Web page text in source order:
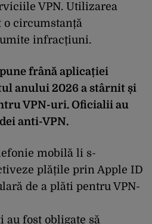
VPN. Utilizarea
o circumstanță
infracțiuni.
frână aplicației
anului 2026 a stârnit și
VPN-uri. Oficialii au
anti-VPN.
mobilă li s-
plățile prin Apple ID
de a plăti pentru VPN-
au fost obligate să